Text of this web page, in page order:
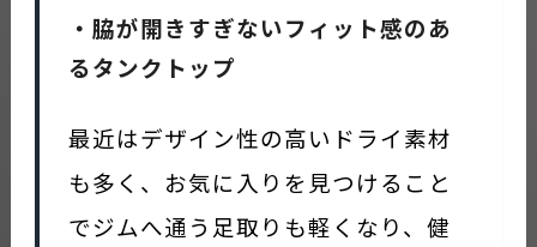
・脇が開きすぎないフィット感のあ
るタンクトップ
最近はデザイン性の高いドライ素材
も多く、お気に入りを見つけること
でジムへ通う足取りも軽くなり、健